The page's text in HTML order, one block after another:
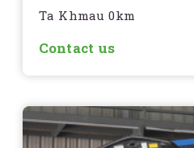
Ta Khmau 0km
Contact us